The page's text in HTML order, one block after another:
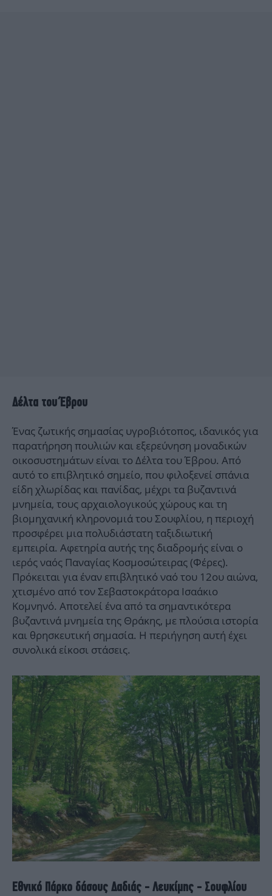
Δέλτα του Έβρου
Ένας ζωτικής σημασίας υγροβιότοπος, ιδανικός για
παρατήρηση πουλιών και εξερεύνηση μοναδικών
οικοσυστημάτων είναι το Δέλτα του Έβρου. Από
αυτό το επιβλητικό σημείο, που φιλοξενεί σπάνια
είδη χλωρίδας και πανίδας, μέχρι τα βυζαντινά
μνημεία, τους αρχαιολογικούς χώρους και τη
βιομηχανική κληρονομιά του Σουφλίου, η περιοχή
προσφέρει μια πολυδιάστατη ταξιδιωτική
εμπειρία. Αφετηρία αυτής της διαδρομής είναι ο
ιερός ναός Παναγίας Κοσμοσώτειρας (Φέρες).
Πρόκειται για έναν επιβλητικό ναό του 12ου αιώνα,
χτισμένο από τον Σεβαστοκράτορα Ισαάκιο
Κομνηνό. Αποτελεί ένα από τα σημαντικότερα
βυζαντινά μνημεία της Θράκης, με πλούσια ιστορία
και θρησκευτική σημασία. Η περιήγηση αυτή έχει
συνολικά είκοσι στάσεις.
Εθνικό Πάρκο δάσους Δαδιάς - Λευκίμης - Σουφλίου